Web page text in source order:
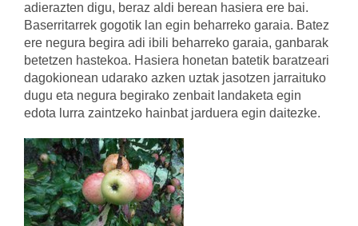
adierazten digu, beraz aldi berean hasiera ere bai.
Baserritarrek gogotik lan egin beharreko garaia. Batez
ere negura begira adi ibili beharreko garaia, ganbarak
betetzen hastekoa. Hasiera honetan batetik baratzeari
dagokionean udarako azken uztak jasotzen jarraituko
dugu eta negura begirako zenbait landaketa egin
edota lurra zaintzeko hainbat jarduera egin daitezke.